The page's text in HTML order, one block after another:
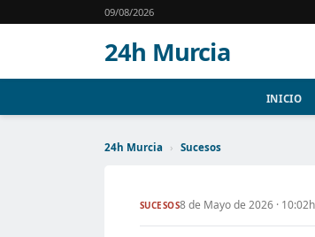
09/08/2026
24h Murcia
INICIO
24h Murcia › Sucesos
SUCESOS8 de Mayo de 2026 · 10:02h